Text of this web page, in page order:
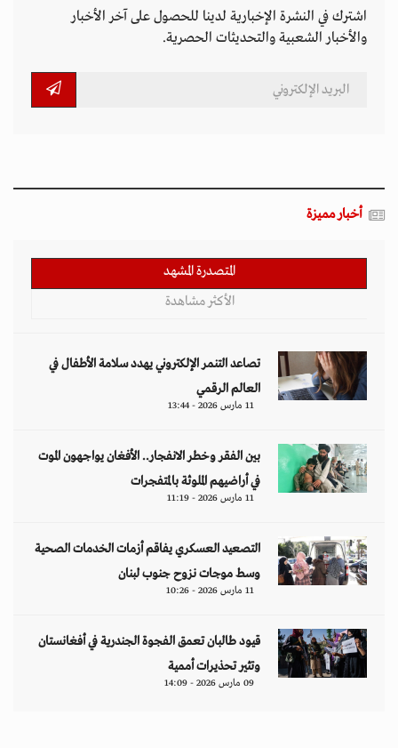
اشترك في النشرة الإخبارية لدينا للحصول على آخر الأخبار
والأخبار الشعبية والتحديثات الحصرية.
أخبار مميزة
المتصدرة المشهد
الأكثر مشاهدة
تصاعد التنمر الإلكتروني يهدد سلامة الأطفال في
العالم الرقمي
11 مارس 2026 - 13:44
بين الفقر وخطر الانفجار.. الأفغان يواجهون الموت
في أراضيهم الملوثة بالمتفجرات
11 مارس 2026 - 11:19
التصعيد العسكري يفاقم أزمات الخدمات الصحية
وسط موجات نزوح جنوب لبنان
11 مارس 2026 - 10:26
قيود طالبان تعمق الفجوة الجندرية في أفغانستان
وتثير تحذيرات أممية
09 مارس 2026 - 14:09